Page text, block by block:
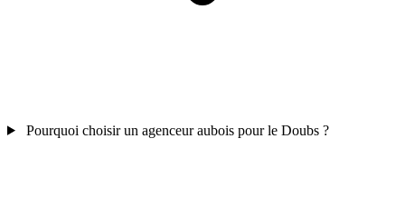
Pourquoi choisir un agenceur aubois pour le Doubs ?